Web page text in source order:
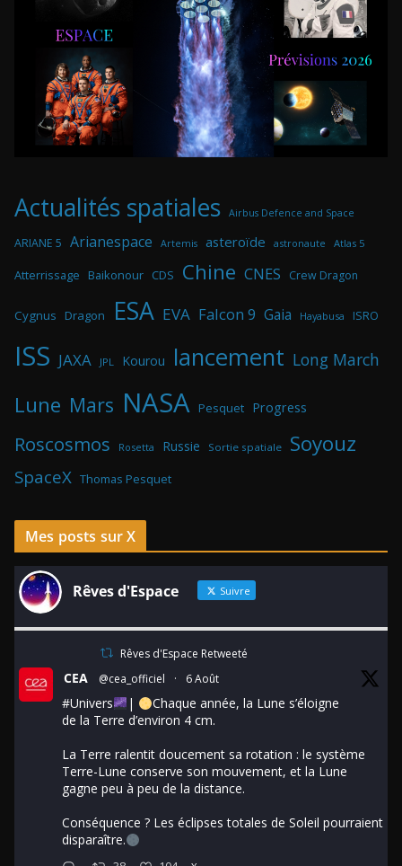
Actualités spatiales Airbus Defence and Space
ARIANE 5 Arianespace Artemis asteroïde astronaute Atlas 5
Atterrissage Baikonour CDS Chine CNES Crew Dragon
Cygnus Dragon ESA EVA Falcon 9 Gaia Hayabusa ISRO
ISS JAXA JPL Kourou lancement Long March
Lune Mars NASA Pesquet Progress
Roscosmos Rosetta Russie Sortie spatiale Soyouz
SpaceX Thomas Pesquet
Mes posts sur X
Rêves d'Espace Suivre
Rêves d'Espace Retweeté
CEA @cea_officiel · 6 Août
#Univers |
Chaque année, la Lune s’éloigne
de la Terre d’environ 4 cm.
La Terre ralentit doucement sa rotation : le système
Terre-Lune conserve son mouvement, et la Lune
gagne peu à peu de la distance.
Conséquence ? Les éclipses totales de Soleil pourraient
disparaître.